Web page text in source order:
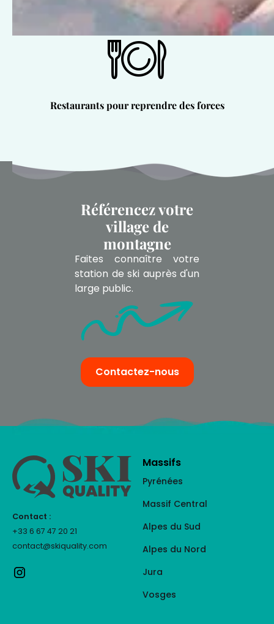
Restaurants pour reprendre des forces
Référencez votre
village de
montagne
Faites connaître votre
station de ski auprès d'un
large public.
Contactez-nous
Contact :
+33 6 67 47 20 21
contact@skiquality.com
Massifs
Pyrénées
Massif Central
Alpes du Sud
Alpes du Nord
Jura
Vosges